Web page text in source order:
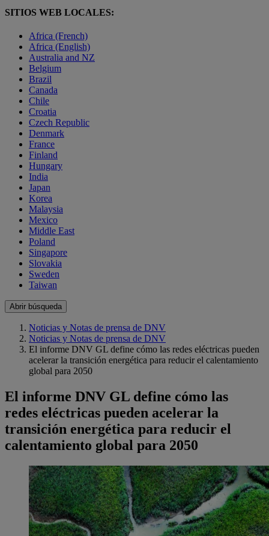
SITIOS WEB LOCALES:
Africa (French)
Africa (English)
Australia and NZ
Belgium
Brazil
Canada
Chile
Croatia
Czech Republic
Denmark
France
Finland
Hungary
India
Japan
Korea
Malaysia
Mexico
Middle East
Poland
Singapore
Slovakia
Sweden
Taiwan
Abrir búsqueda
Noticias y Notas de prensa de DNV
Noticias y Notas de prensa de DNV
El informe DNV GL define cómo las redes eléctricas pueden
acelerar la transición energética para reducir el calentamiento
global para 2050
El informe DNV GL define cómo las
redes eléctricas pueden acelerar la
transición energética para reducir el
calentamiento global para 2050